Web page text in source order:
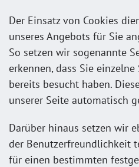
Der Einsatz von Cookies
unseres Angebots für Sie
So setzen wir sogenannte
erkennen, dass Sie
bereits besucht haben.
unserer Seite automatisch
Darüber hinaus setzen wir
der Benutzerfreundlichkeit
für einen bestimmten